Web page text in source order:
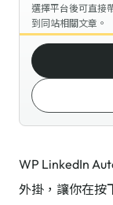
選擇平台後可直接
到同站相關文章。
WP LinkedIn
外掛，讓你在按